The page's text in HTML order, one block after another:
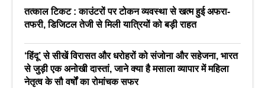
तत्काल टिकट : काउंटरों पर टोकन व्यवस्था से खत्म हुई अफरा-
तफरी, डिजिटल तेजी से मिली यात्रियों को बड़ी राहत
‘हिंदू’ से सीखें विरासत और धरोहरों को संजोना और सहेजना, भारत
से जुड़ी एक अनोखी दास्तां, जाने क्या है मसाला व्यापार में महिला
नेतृत्व के सौ वर्षों का रोमांचक सफर